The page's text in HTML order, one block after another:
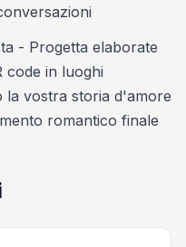
- Progetta elaborate
code in luoghi
la vostra storia d'amore
romantico finale